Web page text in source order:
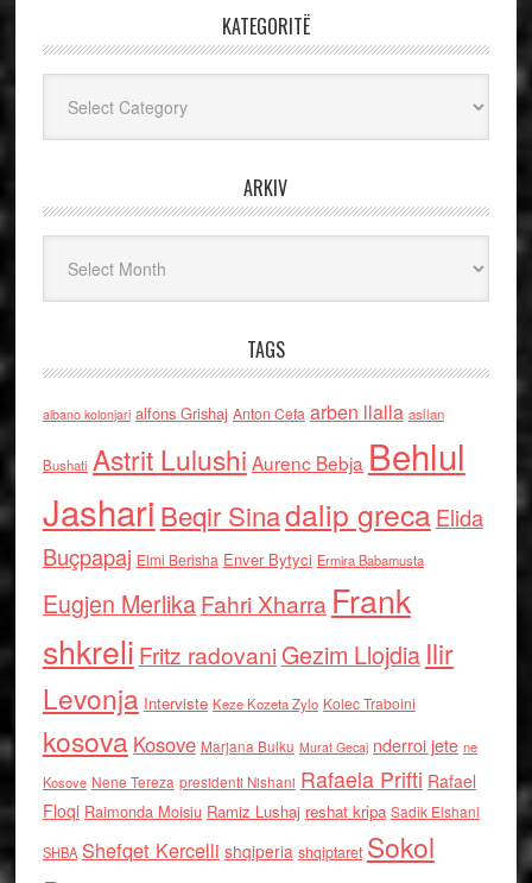
KATEGORITË
ARKIV
TAGS
albano kolonjari alfons Grishaj Anton Cefa arben llalla asllan
Bushati Astrit Lulushi Aurenc Bebja Behlul
Jashari Beqir Sinadalip grecaElida
Buçpapaj Elmi Berisha Enver Bytyci Ermira Babamusta
Eugjen MerlikaFahri Xharra Frank
shkreli Fritz radovaniGezim Llojdia Ilir
Levonja Interviste Keze Kozeta Zylo Kolec Traboini
kosova Kosove Marjana Bulku Murat Gecaj nderroi jete ne
Kosove Nene Tereza presidenti Nishani Rafaela Prifti Rafael
Floqi Raimonda Moisiu Ramiz Lushaj reshat kripa Sadik Elshani
SHBA Shefqet Kercelli shqiperia shqiptaret Sokol